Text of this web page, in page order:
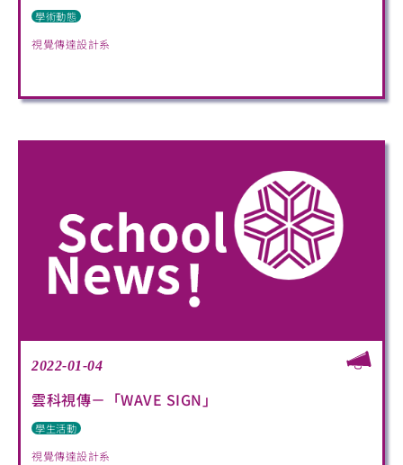
學術動態
視覺傳達設計系
2022-01-04
雲科視傳－「WAVE SIGN」
學生活動
視覺傳達設計系